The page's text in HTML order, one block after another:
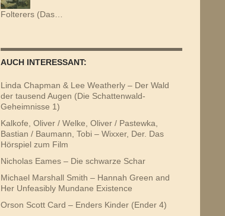
Folterers (Das…
AUCH INTERESSANT:
Linda Chapman & Lee Weatherly – Der Wald
der tausend Augen (Die Schattenwald-
Geheimnisse 1)
Kalkofe, Oliver / Welke, Oliver / Pastewka,
Bastian / Baumann, Tobi – Wixxer, Der. Das
Hörspiel zum Film
Nicholas Eames – Die schwarze Schar
Michael Marshall Smith – Hannah Green and
Her Unfeasibly Mundane Existence
Orson Scott Card – Enders Kinder (Ender 4)